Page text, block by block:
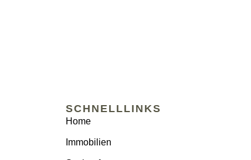
SCHNELLLINKS
Home
Immobilien